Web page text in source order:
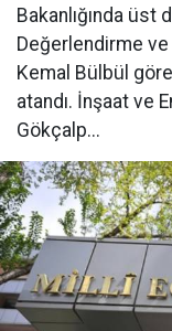
Bakanlığında üst
Değerlendirme
Kemal Bülbül
atandı. İnşaat ve
Gökçalp...